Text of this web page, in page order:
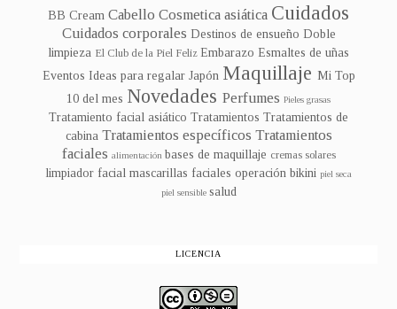
BB Cream Cabello Cosmetica asiática Cuidados
Cuidados corporales Destinos de ensueño Doble
limpieza El Club de la Piel Feliz Embarazo Esmaltes de uñas
Eventos Ideas para regalar Japón Maquillaje Mi Top
10 del mes Novedades Perfumes Pieles grasas
Tratamiento facial asiático Tratamientos Tratamientos de
cabina Tratamientos específicos Tratamientos
faciales alimentación bases de maquillaje cremas solares
limpiador facial mascarillas faciales operación bikini piel seca
piel sensible salud
LICENCIA